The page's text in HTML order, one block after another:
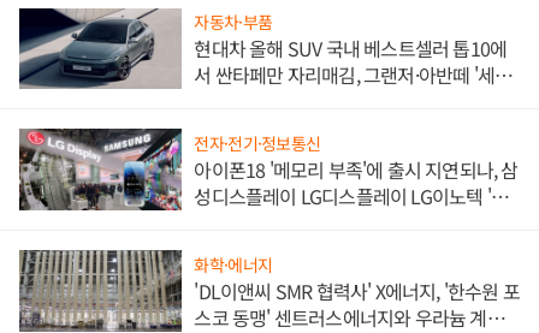
자동차·부품
현대차 올해 SUV 국내 베스트셀러 톱10에
서 싼타페만 자리매김, 그랜저·아반떼 '세단
전자·전기·정보통신
아이폰18 '메모리 부족'에 출시 지연되나, 삼
성디스플레이 LG디스플레이 LG이노텍 '탈
화학·에너지
'DL이앤씨 SMR 협력사' X에너지, '한수원 포
스코 동맹' 센트러스에너지와 우라늄 계약